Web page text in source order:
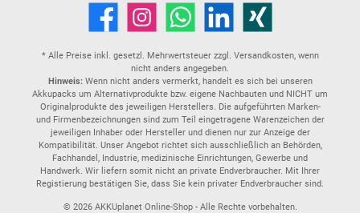
* Alle Preise inkl. gesetzl. Mehrwertsteuer zzgl. Versandkosten, wenn
nicht anders angegeben.
Hinweis:Wenn nicht anders vermerkt, handelt es sich bei unseren
Akkupacks um Alternativprodukte bzw. eigene Nachbauten und NICHT um
Originalprodukte des jeweiligen Herstellers. Die aufgeführten Marken-
und Firmenbezeichnungen sind zum Teil eingetragene Warenzeichen der
jeweiligen Inhaber oder Hersteller und dienen nur zur Anzeige der
Kompatibilität. Unser Angebot richtet sich ausschließlich an Behörden,
Fachhandel, Industrie, medizinische Einrichtungen, Gewerbe und
Handwerk. Wir liefern somit nicht an private Endverbraucher. Mit Ihrer
Registierung bestätigen Sie, dass Sie kein privater Endverbraucher sind.
© 2026 AKKUplanet Online-Shop - Alle Rechte vorbehalten.